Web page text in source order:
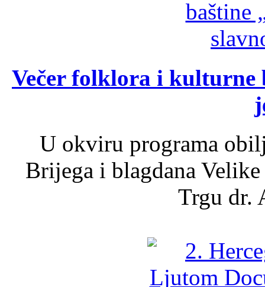
Večer folklora i kulturne
U okviru programa
Brijega i blagdana
Trgu dr.